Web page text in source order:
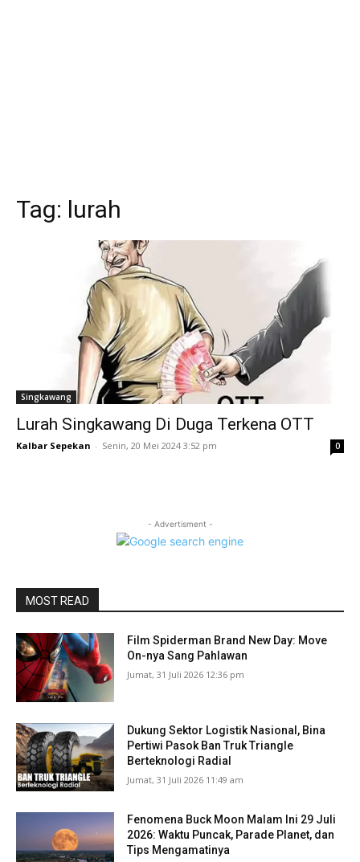
Tag: lurah
Singkawang
Lurah Singkawang Di Duga Terkena OTT
Kalbar Sepekan - Senin, 20 Mei 2024 3:52 pm 0
- Advertisment -
MOST READ
Film Spiderman Brand New Day: Move
On-nya Sang Pahlawan
Jumat, 31 Juli 2026 12:36 pm
Dukung Sektor Logistik Nasional, Bina
Pertiwi Pasok Ban Truk Triangle
Berteknologi Radial
Jumat, 31 Juli 2026 11:49 am
Fenomena Buck Moon Malam Ini 29 Juli
2026: Waktu Puncak, Parade Planet, dan
Tips Mengamatinya